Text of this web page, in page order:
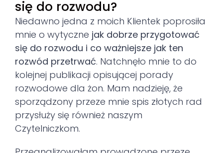
się do rozwodu?
Niedawno jedna z moich Klientek poprosiła
mnie o wytyczne jak dobrze przygotować
się do rozwodu i co ważniejsze jak ten
rozwód przetrwać. Natchnęło mnie to do
kolejnej publikacji opisującej porady
rozwodowe dla żon. Mam nadzieję, że
sporządzony przeze mnie spis złotych rad
przysłuży się również naszym
Czytelniczkom.